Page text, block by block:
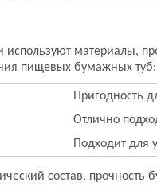
материалы,
пищевых бумажных туб:
Пригодность
Отлично
Подходит для
состав, прочность